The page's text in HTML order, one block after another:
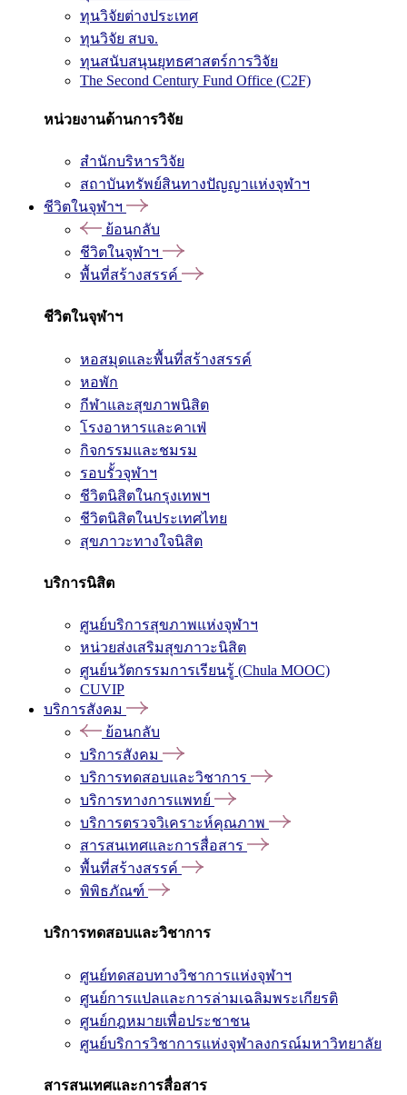
ทุนวิจัยต่างประเทศ
ทุนวิจัย สบจ.
ทุนสนับสนุนยุทธศาสตร์การวิจัย
The Second Century Fund Office (C2F)
หน่วยงานด้านการวิจัย
สำนักบริหารวิจัย
สถาบันทรัพย์สินทางปัญญาแห่งจุฬาฯ
ชีวิตในจุฬาฯ
ย้อนกลับ
ชีวิตในจุฬาฯ
พื้นที่สร้างสรรค์
ชีวิตในจุฬาฯ
หอสมุดและพื้นที่สร้างสรรค์
หอพัก
กีฬาและสุขภาพนิสิต
โรงอาหารและคาเฟ่
กิจกรรมและชมรม
รอบรั้วจุฬาฯ
ชีวิตนิสิตในกรุงเทพฯ
ชีวิตนิสิตในประเทศไทย
สุขภาวะทางใจนิสิต
บริการนิสิต
ศูนย์บริการสุขภาพแห่งจุฬาฯ
หน่วยส่งเสริมสุขภาวะนิสิต
ศูนย์นวัตกรรมการเรียนรู้ (Chula MOOC)
CUVIP
บริการสังคม
ย้อนกลับ
บริการสังคม
บริการทดสอบและวิชาการ
บริการทางการแพทย์
บริการตรวจวิเคราะห์คุณภาพ
สารสนเทศและการสื่อสาร
พื้นที่สร้างสรรค์
พิพิธภัณฑ์
บริการทดสอบและวิชาการ
ศูนย์ทดสอบทางวิชาการแห่งจุฬาฯ
ศูนย์การแปลและการล่ามเฉลิมพระเกียรติ
ศูนย์กฎหมายเพื่อประชาชน
ศูนย์บริการวิชาการแห่งจุฬาลงกรณ์มหาวิทยาลัย
สารสนเทศและการสื่อสาร